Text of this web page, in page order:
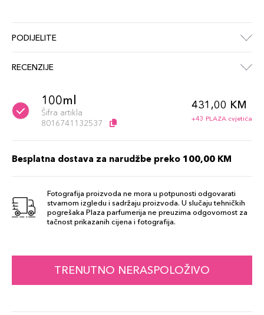
PODIJELITE
RECENZIJE
100ml
Šifra artikla
8016741132537
431,00 KM
+43 PLAZA cvjetića
Besplatna dostava za narudžbe preko 100,00 KM
Fotografija proizvoda ne mora u potpunosti odgovarati
stvarnom izgledu i sadržaju proizvoda. U slučaju tehničkih
pogrešaka Plaza parfumerija ne preuzima odgovornost za
tačnost prikazanih cijena i fotografija.
TRENUTNO NERASPOLOŽIVO